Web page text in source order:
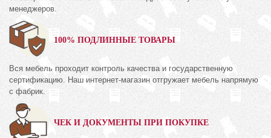
менеджеров.
100% ПОДЛИННЫЕ ТОВАРЫ
Вся мебель проходит контроль качества и государственную
сертификацию. Наш интернет-магазин отгружает мебель напрямую
с фабрик.
ЧЕК И ДОКУМЕНТЫ ПРИ ПОКУПКЕ